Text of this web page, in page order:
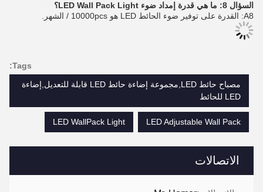
الاتصالات
السؤال 8: ما هي قدرة إمداد ضوء LED Wall Pack Light؟
A8: القدرة على توفير ضوء الحائط LED هو 10000pcs / الشهر.
Tags:
مصباح حائط LED,مجموعة إضاءة حائط LED قابلة للتعديل,إضاءة
LED للحائط
LED Adjustable Wall Pack
LED WallPack Light